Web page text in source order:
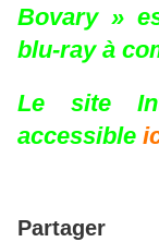
Bovary »
blu-ray à
Le site
accessible
Partager